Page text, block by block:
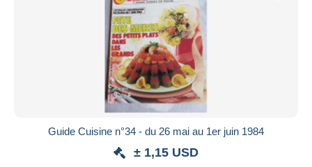
Guide Cuisine n°34 - du 26 mai au 1er juin 1984
± 1,15 USD